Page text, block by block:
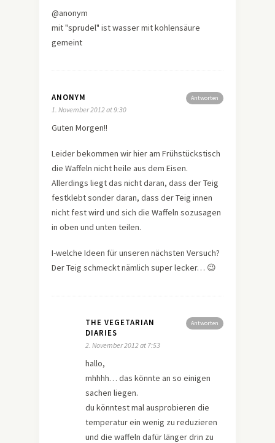
@anonym
mit "sprudel" ist wasser mit kohlensäure
gemeint
Antworten
ANONYM
1. November 2012 at 9:30
Guten Morgen!!
Leider bekommen wir hier am Frühstückstisch
die Waffeln nicht heile aus dem Eisen.
Allerdings liegt das nicht daran, dass der Teig
festklebt sonder daran, dass der Teig innen
nicht fest wird und sich die Waffeln sozusagen
in oben und unten teilen.
I-welche Ideen für unseren nächsten Versuch?
Der Teig schmeckt nämlich super lecker… 😉
Antworten
THE VEGETARIAN
DIARIES
2. November 2012 at 7:53
hallo,
mhhhh… das könnte an so einigen
sachen liegen.
du könntest mal ausprobieren die
temperatur ein wenig zu reduzieren
und die waffeln dafür länger drin zu